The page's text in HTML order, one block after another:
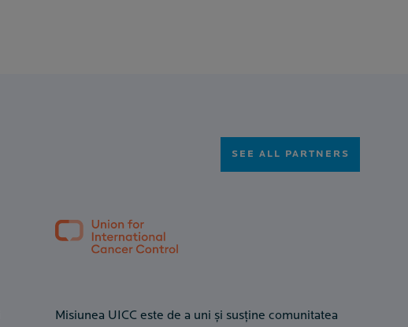
SEE ALL PARTNERS
Misiunea UICC este de a uni și susține comunitatea